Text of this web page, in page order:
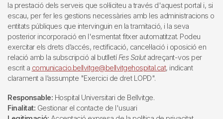
la prestació dels serveis que sol·liciteu a través d'aquest portal i, si
escau, per fer les gestions necessàries amb les administracions o
entitats públiques que intervinguin en la tramitació, i la seva
posterior incorporació en l'esmentat fitxer automatitzat. Podeu
exercitar els drets d’accés, rectificació, cancel·lació i oposició en
relació amb la subscripció al butlletí Fes Salutadreçant-vos per
escrit a comunicacio.bellvitge@bellvitgehospital.cat, indicant
clarament a l’assumpte "Exercici de dret LOPD".
Responsable: Hospital Universitari de Bellvitge.
Finalitat: Gestionar el contacte de l'usuari